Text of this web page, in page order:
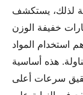
لذلك، يستكشف
استخدام المواد
هذه أساسية
سرعات أعلى